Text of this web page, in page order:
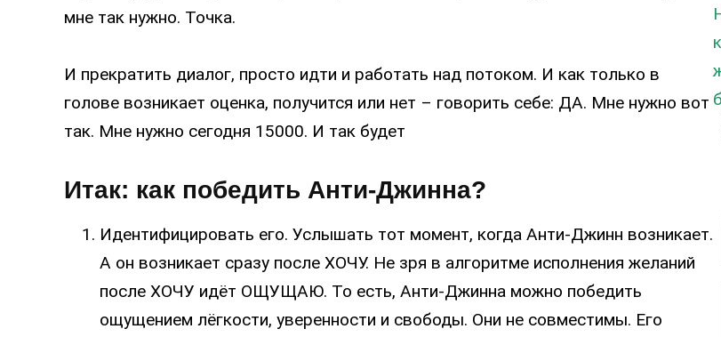
мне так нужно. Точка.
И прекратить диалог, просто идти и работать над потоком. И как только в
голове возникает оценка, получится или нет – говорить себе: ДА. Мне нужно вот
так. Мне нужно сегодня 15000. И так будет
Итак: как победить Анти-Джинна?
Идентифицировать его. Услышать тот момент, когда Анти-Джинн возникает.
А он возникает сразу после ХОЧУ. Не зря в алгоритме исполнения желаний
после ХОЧУ идёт ОЩУЩАЮ. То есть, Анти-Джинна можно победить
ощущением лёгкости, уверенности и свободы. Они не совместимы. Его